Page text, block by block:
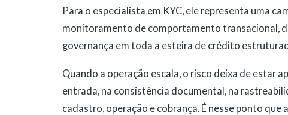
Para o especialista em KYC, ele representa uma
monitoramento de comportamento transacional,
governança em toda a esteira de crédito
Quando a operação escala, o risco deixa de estar
entrada, na consistência documental, na
cadastro, operação e cobrança. É nesse ponto